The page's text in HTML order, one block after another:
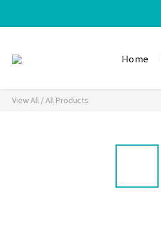
Home
View All /All Products